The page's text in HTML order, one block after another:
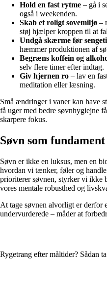
Hold en fast rytme – gå i
også i weekenden.
Skab et roligt sovemiljø –
støj hjælper kroppen til at
Undgå skærme før
hæmmer produktionen af
Begræns koffein og
selv flere timer efter indtag.
Giv hjernen ro – lav en
meditation eller læsning.
Små ændringer i vaner kan have
få uger med bedre søvnhygiejne
skarpere fokus.
Søvn som
Søvn er ikke en luksus, men en
hvordan vi tænker, føler og
prioriterer søvnen, styrker vi ikke
vores mentale robusthed og
At tage søvnen alvorligt er derfor
undervurderede – måder at
Rygetrang efter måltider? Sådan